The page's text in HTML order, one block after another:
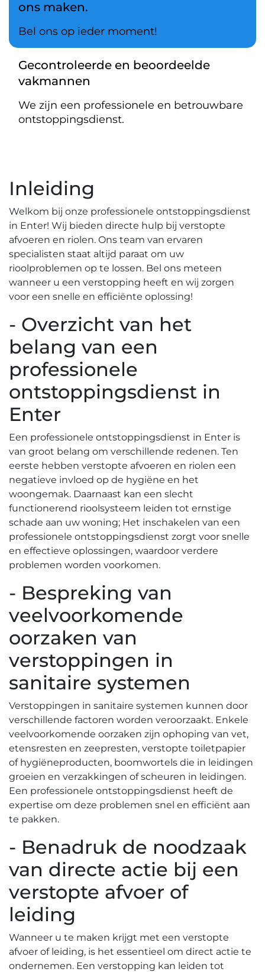
ons maken.
Bel ons op ieder moment!
Gecontroleerde en beoordeelde
vakmannen
We zijn een professionele en betrouwbare
ontstoppingsdienst.
Inleiding
Welkom bij onze professionele ontstoppingsdienst
in Enter!​ Wij bieden directe hulp bij verstopte
afvoeren en riolen.​ Ons team van ervaren
specialisten staat altijd paraat om uw
rioolproblemen op te lossen.​ Bel ons meteen
wanneer u een verstopping heeft en wij zorgen
voor een snelle en efficiënte oplossing!​
- Overzicht van het
belang van een
professionele
ontstoppingsdienst in
Enter
Een professionele ontstoppingsdienst in Enter is
van groot belang om verschillende redenen.​ Ten
eerste hebben verstopte afvoeren en riolen een
negatieve invloed op de hygiëne en het
woongemak.​ Daarnaast kan een slecht
functionerend rioolsysteem leiden tot ernstige
schade aan uw woning; Het inschakelen van een
professionele ontstoppingsdienst zorgt voor snelle
en effectieve oplossingen, waardoor verdere
problemen worden voorkomen.
- Bespreking van
veelvoorkomende
oorzaken van
verstoppingen in
sanitaire systemen
Verstoppingen in sanitaire systemen kunnen door
verschillende factoren worden veroorzaakt.​ Enkele
veelvoorkomende oorzaken zijn ophoping van vet,
etensresten en zeepresten, verstopte toiletpapier
of hygiëneproducten, boomwortels die in leidingen
groeien en verzakkingen of scheuren in leidingen.​
Een professionele ontstoppingsdienst heeft de
expertise om deze problemen snel en efficiënt aan
te pakken.​
- Benadruk de noodzaak
van directe actie bij een
verstopte afvoer of
leiding
Wanneer u te maken krijgt met een verstopte
afvoer of leiding, is het essentieel om direct actie te
ondernemen.​ Een verstopping kan leiden tot